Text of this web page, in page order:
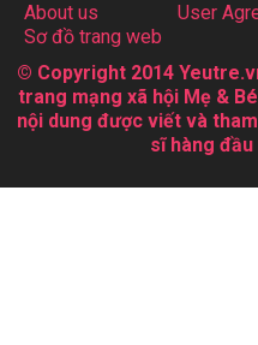
About us User
Sơ đồ trang web
© Copyright 2014
trang mạng xã hội Mẹ &
nội dung được viết và
sĩ hàng